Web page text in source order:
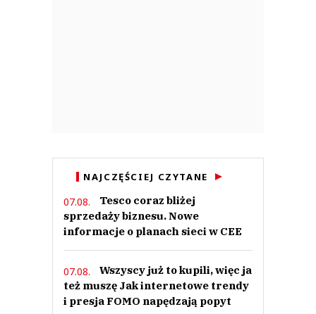
NAJCZĘŚCIEJ CZYTANE
07.08.
Tesco coraz bliżej
sprzedaży biznesu. Nowe
informacje o planach sieci w CEE
07.08.
Wszyscy już to kupili, więc ja
też muszę Jak internetowe trendy
i presja FOMO napędzają popyt